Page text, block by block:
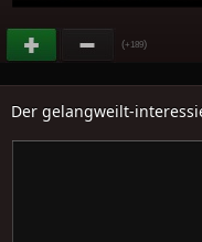
(+189)
Der gelangweilt-